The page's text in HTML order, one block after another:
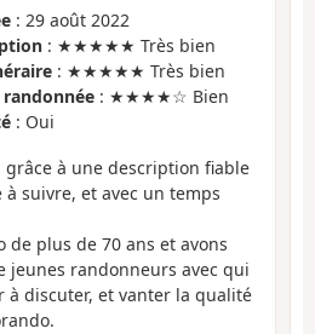
: 29 août 2022
: ★★★★★ Très bien
: ★★★★★ Très bien
: ★★★★☆ Bien
: Oui
grâce à une description fiable
suivre, et avec un temps
de plus de 70 ans et avons
jeunes randonneurs avec qui
à discuter, et vanter la qualité